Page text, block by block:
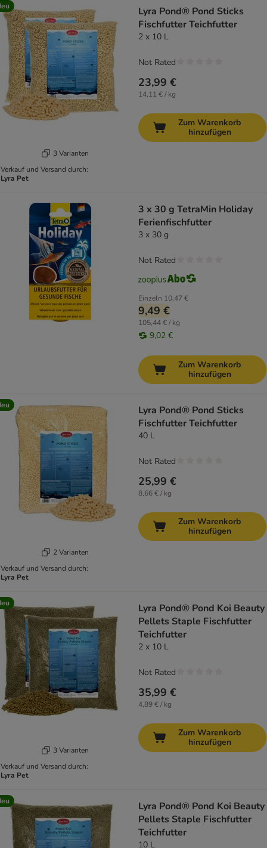
3 Varianten
Verkauf und Versand durch:
Lyra Pet
Lyra Pond® Pond Sticks
Fischfutter Teichfutter
2 x 10 L
23,99 €
14,11 € / kg
Not Rated
Zum Warenkorb
hinzufügen
3 x 30 g TetraMin Holiday
Ferienfischfutter
3 x 30 g
Einzeln 10,47 €
9,49 €
105,44 € / kg
9,02 €
Not Rated
Zum Warenkorb
hinzufügen
2 Varianten
Verkauf und Versand durch:
Lyra Pet
Lyra Pond® Pond Sticks
Fischfutter Teichfutter
40 L
25,99 €
8,66 € / kg
Not Rated
Zum Warenkorb
hinzufügen
3 Varianten
Verkauf und Versand durch:
Lyra Pet
Lyra Pond® Pond Koi Beauty
Pellets Staple Fischfutter
Teichfutter
2 x 10 L
35,99 €
4,89 € / kg
Not Rated
Zum Warenkorb
hinzufügen
Lyra Pond® Pond Koi Beauty
Pellets Staple Fischfutter
Teichfutter
10 L